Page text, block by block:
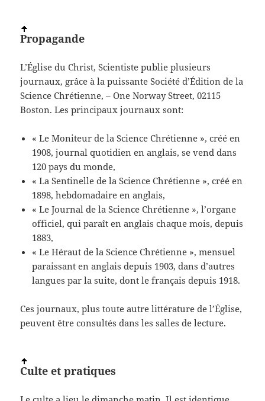
Propagande
L’Église du Christ, Scientiste publie plusieurs
journaux, grâce à la puissante Société d’Édition de la
Science Chrétienne, – One Norway Street, 02115
Boston. Les principaux journaux sont:
« Le Moniteur de la Science Chrétienne », créé en
1908, journal quotidien en anglais, se vend dans
120 pays du monde,
« La Sentinelle de la Science Chrétienne », créé en
1898, hebdomadaire en anglais,
« Le Journal de la Science Chrétienne », l’organe
officiel, qui paraît en anglais chaque mois, depuis
1883,
« Le Héraut de la Science Chrétienne », mensuel
paraissant en anglais depuis 1903, dans d’autres
langues par la suite, dont le français depuis 1918.
Ces journaux, plus toute autre littérature de l’Église,
peuvent être consultés dans les salles de lecture.
Culte et pratiques